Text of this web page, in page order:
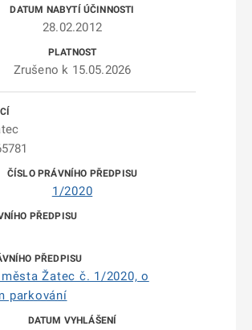
28.02.2012
Zrušeno k 15.05.2026
1/2020
Žatec č. 1/2020, o
parkování